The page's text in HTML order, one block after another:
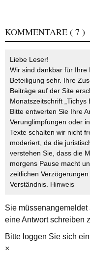
KOMMENTARE ( 7 )
Liebe Leser!
Wir sind dankbar für Ihre
Beteiligung sehr. Ihre
Beiträge auf der Site
Monatszeitschrift „Tichys
Bitte entwerten Sie Ihre
Verunglimpfungen oder
Texte schalten wir nicht
moderiert, da die
verstehen Sie, dass die
morgens Pause macht
zeitlichen
Verständnis. Hinweis
Sie müssenangemeldet
eine Antwort schreiben
Bitte loggen Sie sich ein
×